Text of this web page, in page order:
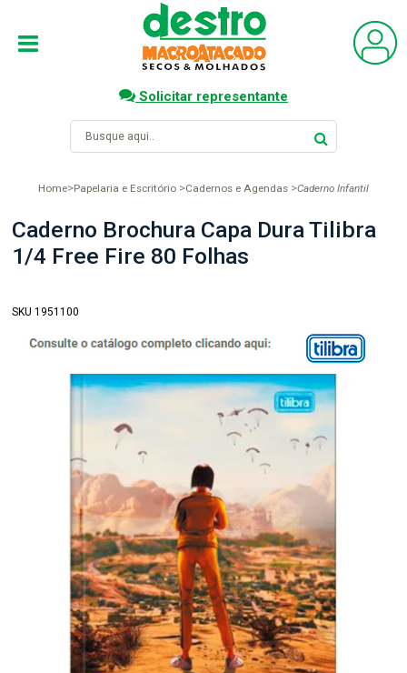
Solicitar representante
Home Papelaria e Escritório Cadernos e Agendas Caderno Infantil
Caderno Brochura Capa Dura Tilibra
1/4 Free Fire 80 Folhas
SKU 1951100